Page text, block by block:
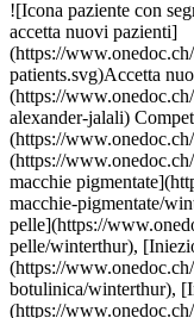
s://www.onedoc.ch/assets/images/icons/new-patients.svg)Accetta nuovi pazienti [Prenota un appuntamento](https://www.onedoc.ch/it/dermatologo/winterthur/pcb91/dr-med-alexander-jalali) Competenze:[Couperose | Rosacea](https://www.onedoc.ch/it/couperose-rosacea/winterthur), [Acne](https://www.onedoc.ch/it/acne/winterthur), [Trattamento delle macchie pigmentate](https://www.onedoc.ch/it/trattamento-delle-macchie-pigmentate/winterthur), [Tumore della pelle | Cancro della pelle](https://www.onedoc.ch/it/tumore-della-pelle-cancro-della-pelle/winterthur), [Iniezione di tossina botulinica](https://www.onedoc.ch/it/iniezione-di-tossina-botulinica/winterthur), [Iniezione di acido ialuronico](https://www.onedoc.ch/it/iniezione-di-acido-ialuronico/winterthur), [Iperidrosi | Sudorazione eccessiva](https://www.onedoc.ch/it/iperidrosi-sudorazione-eccessiva/winterthur), [Laser estetico](https://www.onedoc.ch/it/laser-estetico/winterthur), [Trattamento delle cicatrici](https://www.onedoc.ch/it/trattamento-delle-cicatrici/winterthur), [Rimozione dei nei](https://www.onedoc.ch/it/rimozione-dei-nei/winterthur), [Blefaroplastica | Chirurgia delle palpebre](https://www.onedoc.ch/it/blefaroplastica-chirurgia-delle-palpebre/winterthur)Vedi di più Competenze:[Couperose | Rosacea](https://www.onedoc.ch/it/couperose-rosacea/winterthur), [Acne](https://www.onedoc.ch/it/acne/winterthur), [Trattamento delle macchie pigmentate](https://www.onedoc.ch/it/trattamento-delle-macchie-pigmentate/winterthur), [Tumore della pelle | Cancro della pelle](https://www.onedoc.ch/it/tumore-della-pelle-cancro-della-pelle/winterthur), [Iniezione di tossina botulinica](https://www.onedoc.ch/it/iniezione-di-tossina-botulinica/winterthur), [Iniezione di acido ialuronico](https://www.onedoc.ch/it/iniezione-di-acido-ialuronico/winterthur), [Iperidrosi | Sudorazione eccessiva](https://www.onedoc.ch/it/iperidrosi-sudorazione-eccessiva/winterthur), [Laser estetico](https://www.onedoc.ch/it/laser-estetico/winterthur), [Trattamento delle cicatrici](https://www.onedoc.ch/it/trattamento-delle-cicatrici/winterthur), [Rimozione dei nei](https://www.onedoc.ch/it/rimozione-dei-nei/winterthur), [Blefaroplastica | Chirurgia delle palpebre](https://www.onedoc.ch/it/blefaroplastica-chirurgia-delle-palpebre/winterthur)Vedi di più [![Dipl. med. Rita von Webern, specialista in medicina estetica a Winterthur](https://assets.onedoc.ch/images/users/d9c253108d8cbd8952770c48f1b55e4115adb3d0d4c2b28a4fbbc93ca41f2d0f-small.jpg "Dipl. med. Rita von Webern, specialista in medicina estetica a Winterthur")](https://www.onedoc.ch/it/specialista-in-medicina-estetica/winterthur/pcv0j/dipl-med-rita-von-webern) ### [Dipl. med. Rita von Webern](https://www.onedoc.ch/it/specialista-in-medicina-estetica/winterthur/pcv0j/dipl-med-rita-von-webern) ![Badge che indica un profilo verificato](https://www.onedoc.ch/assets/images/icons/checkmark.svg) Specialista in medicina estetica [Derm Art AG](https://www.onedoc.ch/it/studio-medico-associato/winterthur/e33o/derm-art-ag) Untertor 33 8400 Winterthur ![Icona paziente con segno più che indica che il professionista accetta nuovi pazienti](https://www.onedoc.ch/assets/images/icons/new-patients.svg)Accetta nuovi pazienti [Prenota un appuntamento](https://www.onedoc.ch/it/specialista-in-medicina-estetica/winterthur/pcv0j/dipl-med-rita-von-webern) Competenze:[Acne](https://www.onedoc.ch/it/acne/winterthur), [Eczema](https://www.onedoc.ch/it/eczema/winterthur), [Orticaria](https://www.onedoc.ch/it/orticaria/winterthur), [Controllo dei nei](https://www.onedoc.ch/it/controllo-dei-nei/winterthur), [Vitiligine](https://www.onedoc.ch/it/vitiligine/winterthur)Vedi di più Competenze:[Acne](https://www.onedoc.ch/it/acne/winterthur), [Eczema](https://www.onedoc.ch/it/eczema/winterthur), [Orticaria](https://www.onedoc.ch/it/orticaria/winterthur), [Controllo dei nei](https://www.onedoc.ch/it/controllo-dei-nei/winterthur), [Vitiligine](https://www.onedoc.ch/it/vitiligine/winterthur)Vedi di più [![Dr. med. Jost Bergmann, dermatologo a Winterthur](https://assets.onedoc.ch/images/users/ccf137bc66c6a999f74200ebbb7ec54d911d0793e3e7f5a9c33824c8a0aaf566-small.jpg "Dr. med. Jost Bergmann, dermatologo a Winterthur")](https://